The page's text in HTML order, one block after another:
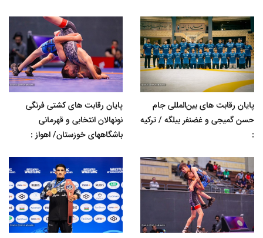
پایان رقابت های بین‌المللی جام
حسن گمیجی و غضنفر بیلگه / ترکیه
:
پایان رقابت های کشتی فرنگی
نونهالان انتخابی و قهرمانی
باشگاههای خوزستان/ اهواز :